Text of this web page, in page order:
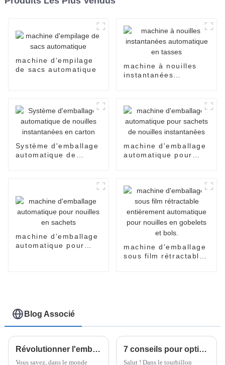
machine d'empilage
de sacs automatique
machine à nouilles
instantanées
Système d'emballage
automatique de
machine d'emballage
automatique pour
machine d'emballage
automatique pour
machine d'emballage
sous film rétractable
Blog Associé
Révolutionner l'emballage : comment l'emballeuse Doboy Flow Wrapper améliore l'efficacité des industries modernes
Vous savez, dans le monde
7 conseils pour optimiser l'efficacité de la meilleure machine d'emballage vertical à flux continu
Salut ! Dans le tourbillon